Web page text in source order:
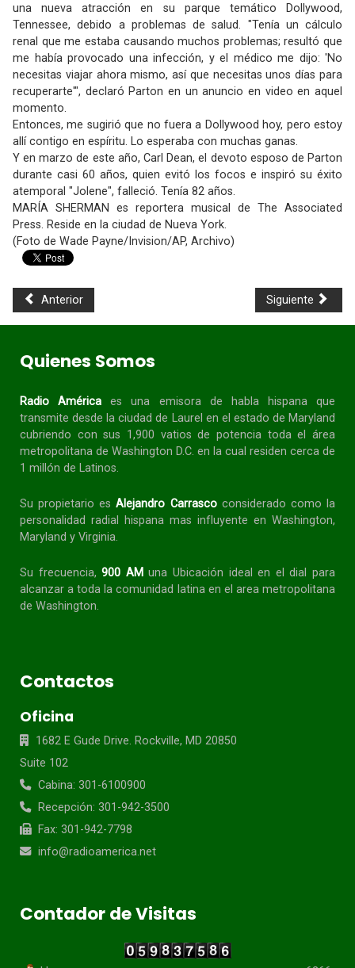
una nueva atracción en su parque temático Dollywood,
Tennessee, debido a problemas de salud. "Tenía un cálculo
renal que me estaba causando muchos problemas; resultó que
me había provocado una infección, y el médico me dijo: 'No
necesitas viajar ahora mismo, así que necesitas unos días para
recuperarte'", declaró Parton en un anuncio en video en aquel
momento.
Entonces, me sugirió que no fuera a Dollywood hoy, pero estoy
allí contigo en espíritu. Lo esperaba con muchas ganas.
Y en marzo de este año, Carl Dean, el devoto esposo de Parton
durante casi 60 años, quien evitó los focos e inspiró su éxito
atemporal "Jolene", falleció. Tenía 82 años.
MARÍA SHERMAN es reportera musical de The Associated
Press. Reside en la ciudad de Nueva York.
(Foto de Wade Payne/Invision/AP, Archivo)
Anterior Siguiente
Quienes Somos
Radio América es una emisora de habla hispanaque
transmite desde la ciudad de Laurel en el estado de Maryland
cubriendo con sus 1,900 vatios de potencia toda el área
metropolitana de Washington D.C. en la cual residen cerca de
1 millón de Latinos.
Su propietario esAlejandro Carrascoconsiderado como la
personalidad radial
hispana mas influyente en Washington,
Maryland y Virginia.
Su frecuencia, 900 AM una Ubicación ideal en el dial para
alcanzar a toda lacomunidad latina en el area metropolitana
de Washington.
Contactos
Oficina
1682 E Gude Drive. Rockville, MD 20850
Suite 102
Cabina: 301-6100900
Recepción: 301-942-3500
Fax: 301-942-7798
info@radioamerica.net
Contador de Visitas